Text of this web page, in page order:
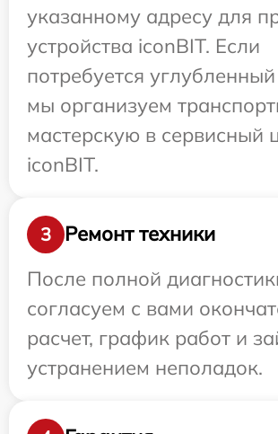
указанному адресу для
устройства iconBIT. Если
потребуется
мы организуем
мастерскую в сервисный
iconBIT.
3
Ремонт техники
После полной
согласуем с вами
расчет, график работ и
устранением неполадок.